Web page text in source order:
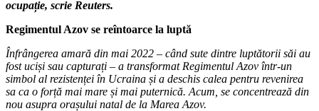
ocupație, scrie Reuters.
Regimentul Azov se reîntoarce la luptă
Înfrângerea amară din mai 2022 – când sute dintre luptătorii săi au
fost uciși sau capturați – a transformat Regimentul Azov într-un
simbol al rezistenței în Ucraina și a deschis calea pentru revenirea
sa ca o forță mai mare și mai puternică. Acum, se concentrează din
nou asupra orașului natal de la Marea Azov.